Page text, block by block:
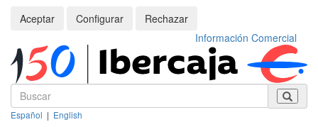
Aceptar
Configurar
Rechazar
Información Comercial
Español | English